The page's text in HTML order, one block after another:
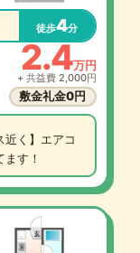
徒歩4分
2.4万円
+ 共益費 2,000円
敷金礼金0円
近く】エアコ
す！